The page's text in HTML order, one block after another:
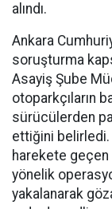
alındı.
Ankara
soruşturma
Asayiş Şube
otoparkçıların
sürücülerden
ettiğini belirledi.
harekete geçen
yönelik
yakalanarak